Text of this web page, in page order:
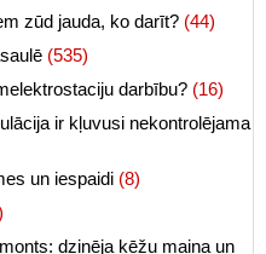
zūd jauda, ko darīt? (44)
(535)
darbību? (16)
ir kļuvusi nekontrolējama
un iespaidi (8)
dzinēja ķēžu maiņa un